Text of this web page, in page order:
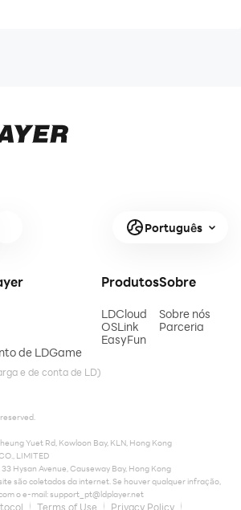
Português
de LDGame
e de conta de LD)
Produtos
LDCloud
OSLink
EasyFun
Sobre
Sobre nós
Parceria
Yuet Rd, Kowloon Bay, KLN, Hong Kong
LIMITED
33 Hysan Avenue, Causeway Bay, Hong Kong
são coletados da internet. Se houver qualquer infração,
o e-mail:support_pt@ldplayer.net
Terms of Use Privacy Policy